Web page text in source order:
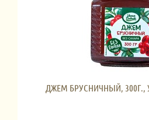
ДЖЕМ БРУСНИЧНЫЙ,